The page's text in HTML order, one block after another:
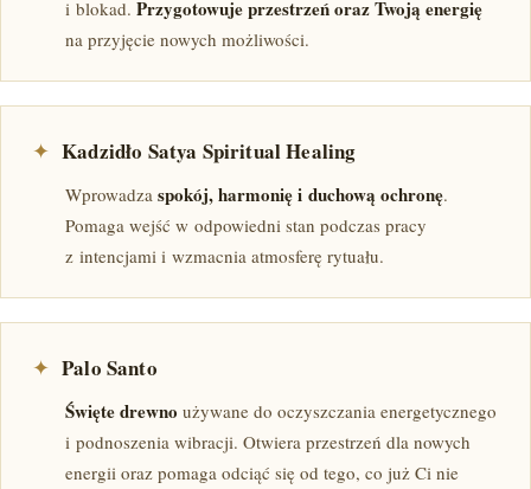
i blokad. Przygotowuje przestrzeń oraz Twoją energię
na przyjęcie nowych możliwości.
✦ Kadzidło Satya Spiritual Healing
Wprowadza spokój, harmonię i duchową ochronę.
Pomaga wejść w odpowiedni stan podczas pracy
z intencjami i wzmacnia atmosferę rytuału.
✦ Palo Santo
Święte drewno używane do oczyszczania energetycznego
i podnoszenia wibracji. Otwiera przestrzeń dla nowych
energii oraz pomaga odciąć się od tego, co już Ci nie